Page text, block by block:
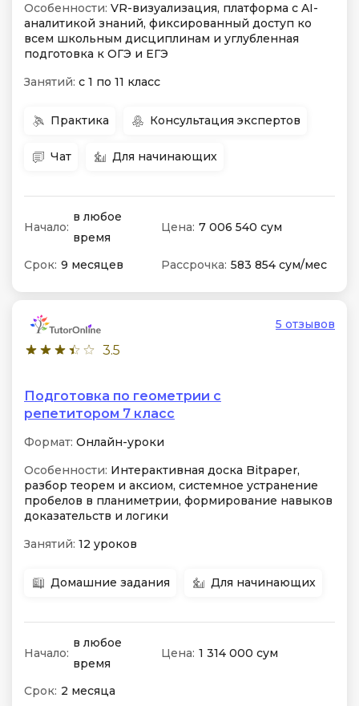
Особенности: VR-визуализация, платформа с AI-
аналитикой знаний, фиксированный доступ ко
всем школьным дисциплинам и углубленная
подготовка к ОГЭ и ЕГЭ
Занятий: с 1 по 11 класс
Практика Консультация экспертов
Чат Для начинающих
Начало:
в любое
время
Цена: 7 006 540 сум
Срок: 9 месяцев Рассрочка: 583 854 сум/мес
3.5
5 отзывов
Подготовка по геометрии с
репетитором 7 класс
Формат: Онлайн-уроки
Особенности: Интерактивная доска Bitpaper,
разбор теорем и аксиом, системное устранение
пробелов в планиметрии, формирование навыков
доказательств и логики
Занятий: 12 уроков
Домашние задания Для начинающих
Начало:
в любое
время
Цена: 1 314 000 сум
Срок: 2 месяца